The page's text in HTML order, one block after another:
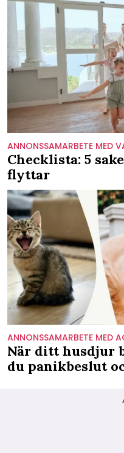
ANNONSSAMARBETE MED
Checklista: 5
flyttar
ANNONSSAMARBETE MED
När ditt husdjur
du panikbeslut